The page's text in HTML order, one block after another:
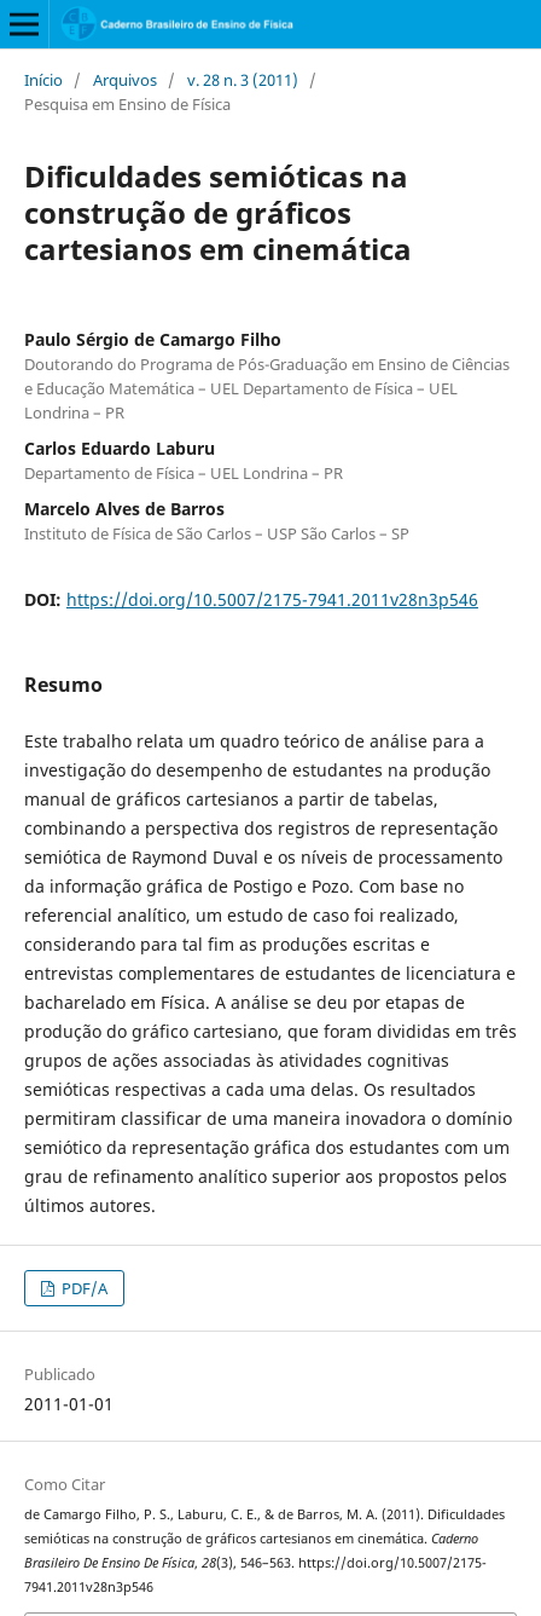
Início / Arquivos / v. 28 n. 3 (2011)
/
Pesquisa em Ensino de Física
Dificuldades semióticas na
construção de gráficos
cartesianos em cinemática
Paulo Sérgio de Camargo Filho
Doutorando do Programa de Pós-Graduação em Ensino de Ciências
e Educação Matemática – UEL Departamento de Física – UEL
Londrina – PR
Carlos Eduardo Laburu
Departamento de Física – UEL Londrina – PR
Marcelo Alves de Barros
Instituto de Física de São Carlos – USP São Carlos – SP
DOI: https://doi.org/10.5007/2175-7941.2011v28n3p546
Resumo
Este trabalho relata um quadro teórico de análise para a
investigação do desempenho de estudantes na produção
manual de gráficos cartesianos a partir de tabelas,
combinando a perspectiva dos registros de representação
semiótica de Raymond Duval e os níveis de processamento
da informação gráfica de Postigo e Pozo. Com base no
referencial analítico, um estudo de caso foi realizado,
considerando para tal fim as produções escritas e
entrevistas complementares de estudantes de licenciatura e
bacharelado em Física. A análise se deu por etapas de
produção do gráfico cartesiano, que foram divididas em três
grupos de ações associadas às atividades cognitivas
semióticas respectivas a cada uma delas. Os resultados
permitiram classificar de uma maneira inovadora o domínio
semiótico da representação gráfica dos estudantes com um
grau de refinamento analítico superior aos propostos pelos
últimos autores.
PDF/A
Publicado
2011-01-01
Como Citar
de Camargo Filho, P. S., Laburu, C. E., & de Barros, M. A. (2011). Dificuldades
semióticas na construção de gráficos cartesianos em cinemática. Caderno
Brasileiro De Ensino De Física, 28(3), 546–563. https://doi.org/10.5007/2175-
7941.2011v28n3p546